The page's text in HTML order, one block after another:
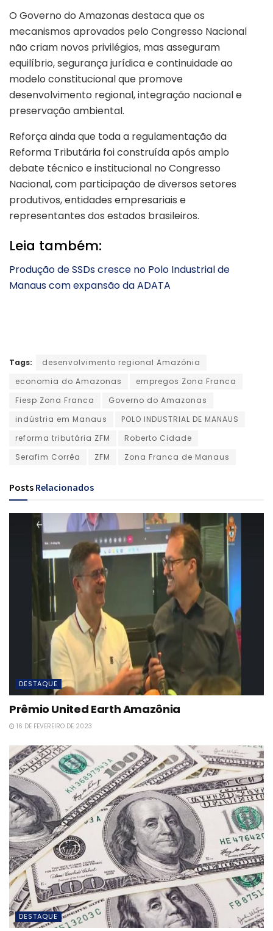
O Governo do Amazonas destaca que os
mecanismos aprovados pelo Congresso Nacional
não criam novos privilégios, mas asseguram
equilíbrio, segurança jurídica e continuidade ao
modelo constitucional que promove
desenvolvimento regional, integração nacional e
preservação ambiental.
Reforça ainda que toda a regulamentação da
Reforma Tributária foi construída após amplo
debate técnico e institucional no Congresso
Nacional, com participação de diversos setores
produtivos, entidades empresariais e
representantes dos estados brasileiros.
Leia também:
Produção de SSDs cresce no Polo Industrial de
Manaus com expansão da ADATA
Tags:
desenvolvimento regional Amazônia
economia do Amazonas
empregos Zona Franca
Fiesp Zona Franca
Governo do Amazonas
indústria em Manaus
POLO INDUSTRIAL DE MANAUS
reforma tributária ZFM
Roberto Cidade
Serafim Corrêa
ZFM Zona Franca de Manaus
Posts Relacionados
DESTAQUE
Prêmio United Earth Amazônia
16 DE FEVEREIRO DE 2023
DESTAQUE